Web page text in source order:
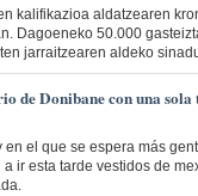
kalifikazioa aldatzearen
Dagoeneko 50.000
jarraitzearen aldeko
de Donibane con una sola
en el que se espera más
ir esta tarde vestidos de